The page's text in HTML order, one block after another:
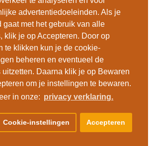
advertentiedoeleinden. Als je
gaat met het gebruik van alle
klik je op Accepteren. Door op
te klikken kun je de cookie-
beheren en eventueel de
uitzetten. Daarna klik je op Bewaren
om je instellingen te bewaren.
in onze: privacy verklaring.
Cookie-instellingen Accepteren